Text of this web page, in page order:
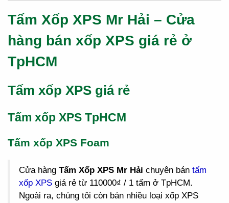
Tấm Xốp XPS Mr Hải – Cửa
hàng bán xốp XPS giá rẻ ở
TpHCM
Tấm xốp XPS giá rẻ
Tấm xốp XPS TpHCM
Tấm xốp XPS Foam
Cửa hàng Tấm Xốp XPS Mr Hải chuyên bán tấm
xốp XPS giá rẻ từ 110000₫ / 1 tấm ở TpHCM.
Ngoài ra, chúng tôi còn bán nhiều loại xốp XPS